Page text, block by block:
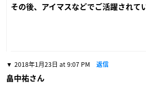
その後、アイマスなどでご活躍されて
2018年1月23日 at 9:07 PM 返信
畠中祐さん